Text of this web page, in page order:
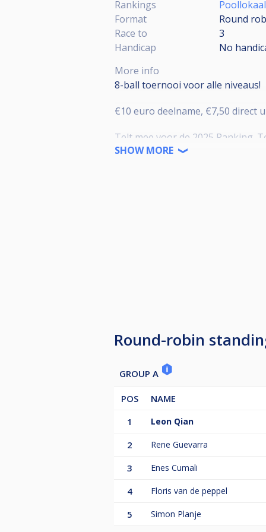
Rankings
Format
Round
Race to
3
Handicap
No
More info
8-ball toernooi voor alle niveaus!
€10 euro deelname, €7,50 direct
Telt mee voor de 2025 Ranking.
Minimaal 15 deelnames
Arriving 15 minutes or more late
Arriving more than 30 minutes
*The tournament management
SHOW MORE
Round-robin
GROUP A
POS NAME
1
Leon Qian
2 Rene Guevarra
3 Enes Cumali
4 Floris van de peppel
5 Simon Planje